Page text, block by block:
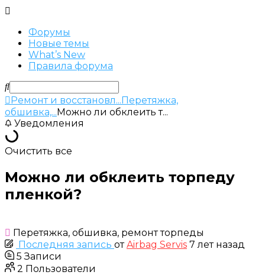
Форумы
Новые темы
What’s New
Правила форума
Ремонт и восстановл...Перетяжка,
обшивка,...Можно ли обклеить т...
Уведомления
Очистить все
Можно ли обклеить торпеду
пленкой?
Перетяжка, обшивка, ремонт торпеды
Последняя запись от Airbag Servis 7 лет назад
5Записи
2 Пользователи